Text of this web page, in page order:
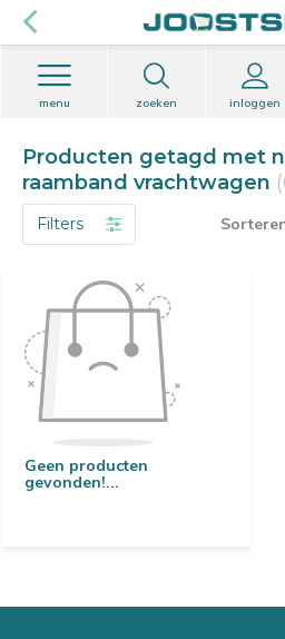
zoeken inloggen
menu
Producten getagd met
raamband vrachtwagen
Filters
Geen producten
gevonden!...